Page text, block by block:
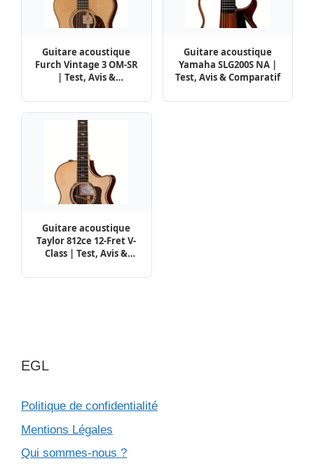
Guitare acoustique
Furch Vintage 3 OM-SR
| Test, Avis &
Guitare acoustique
Yamaha SLG200S NA |
Test, Avis & Comparatif
Guitare acoustique
Taylor 812ce 12-Fret V-
Class | Test, Avis &
EGL
Politique de confidentialité
Mentions Légales
Qui sommes-nous ?